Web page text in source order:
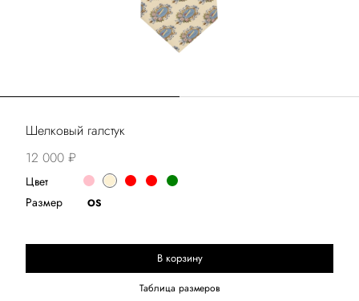
Шелковый галстук
12 000 ₽
Цвет
В корзину
Таблица размеров
Размер OS